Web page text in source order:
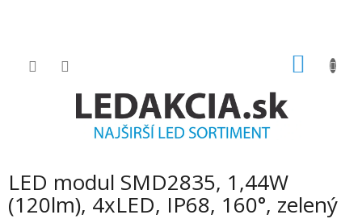
LED modul SMD2835, 1,44W
(120lm), 4xLED, IP68, 160°, zelený